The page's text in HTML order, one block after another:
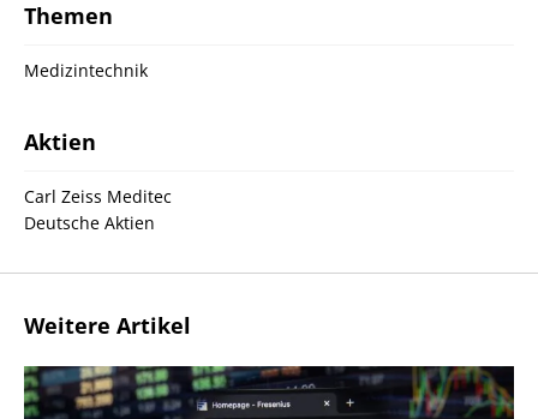
Themen
Medizintechnik
Aktien
Carl Zeiss Meditec
Deutsche Aktien
Weitere Artikel